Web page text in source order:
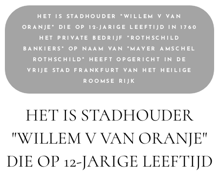
HET IS STADHOUDER "WILLEM V VAN
ORANJE" DIE OP 12-JARIGE LEEFTIJD IN 1760
HET PRIVATE BEDRIJF "ROTHSCHILD
BANKIERS" OP NAAM VAN "MAYER AMSCHEL
ROTHSCHILD" HEEFT OPGERICHT IN DE
VRIJE STAD FRANKFURT VAN HET HEILIGE
ROOMSE RIJK
HET IS STADHOUDER
"WILLEM V VAN ORANJE"
DIE OP 12-JARIGE LEEFTIJD